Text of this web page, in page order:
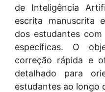
de Inteligência
escrita manuscrita
dos estudantes
específicas. O
correção rápida e
detalhado para
estudantes ao longo